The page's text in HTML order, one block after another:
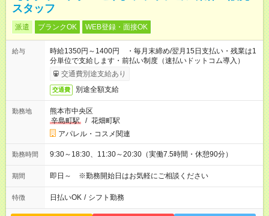
スタッフ
派遣 ブランクOK WEB登録・面接OK
給与
時給1350円～1400円 ・毎月末締め/翌月15日支払い・残業は1
分単位で支給します・前払い制度（速払いドットコム導入）
交通費別途支給あり
交通費 別途全額支給
勤務地
熊本市中央区
辛島町駅
/ 花畑町駅
アパレル・コスメ関連
勤務時間 9:30～18:30、11:30～20:30（実働7.5時間・休憩90分）
期間 即日～ ※勤務開始日はお気軽にご相談ください
特徴 日払いOK / シフト勤務